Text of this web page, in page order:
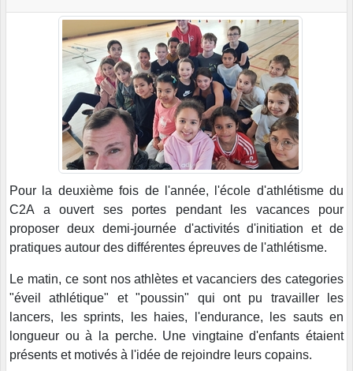
Pour la deuxième fois de l'année, l'école d'athlétisme du
C2A a ouvert ses portes pendant les vacances pour
proposer deux demi-journée d'activités d'initiation et de
pratiques autour des différentes épreuves de l'athlétisme.
Le matin, ce sont nos athlètes et vacanciers des categories
"éveil athlétique" et "poussin" qui ont pu travailler les
lancers, les sprints, les haies, l'endurance, les sauts en
longueur ou à la perche. Une vingtaine d'enfants étaient
présents et motivés à l'idée de rejoindre leurs copains.